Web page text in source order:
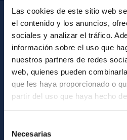
Las cookies de este sitio web
el contenido y los anuncios,
sociales y analizar el tráfico.
información sobre el uso que
nuestros partners de redes
web, quienes pueden
que les haya proporcionado o
partir del uso que haya hecho
Necesarias
INFORMACIÓN GENERAL
Contacto
Cómo llegar al IAC
Directorio de personal
Biblioteca